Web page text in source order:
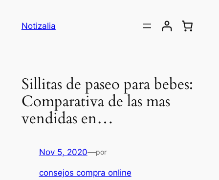
Notizalia
Sillitas de paseo para bebes:
Comparativa de las mas
vendidas en…
Nov 5, 2020—por
consejos compra online